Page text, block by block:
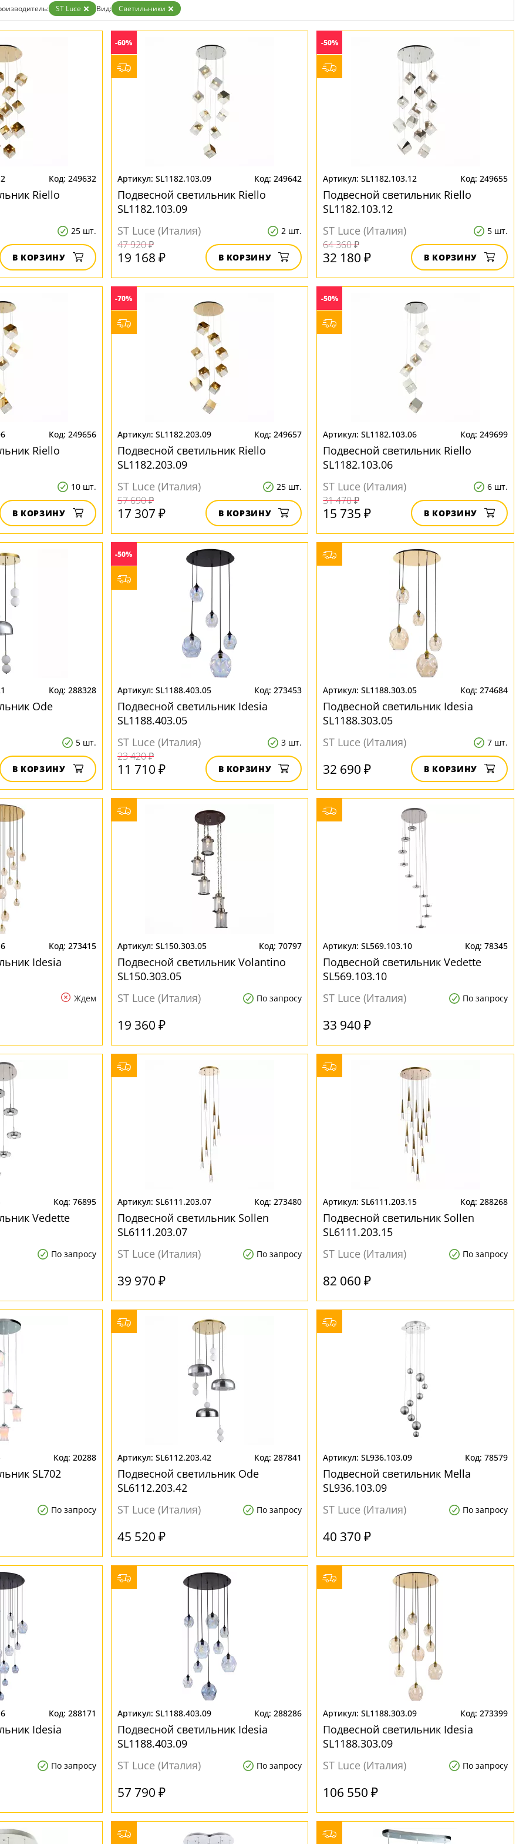
Золото
Прозрачные
Хром
Бренд
ST Luce Вид: Светильники
249632
Riello
25 шт.
В КОРЗИНУ
-60%
SL1182.103.09 249642
Подвесной светильник Riello
SL1182.103.09
ST Luce (Италия)
2 шт.
47 920 ₽
19 168 ₽ В КОРЗИНУ
-50%
SL1182.103.12 249655
Подвесной светильник Riello
SL1182.103.12
ST Luce (Италия)
5 шт.
64 360 ₽
32 180 ₽ В КОРЗИНУ
249656
Riello
10 шт.
В КОРЗИНУ
-70%
SL1182.203.09 249657
Подвесной светильник Riello
SL1182.203.09
ST Luce (Италия)
25 шт.
57 690 ₽
17 307 ₽ В КОРЗИНУ
-50%
SL1182.103.06 249699
Подвесной светильник Riello
SL1182.103.06
ST Luce (Италия)
6 шт.
31 470 ₽
15 735 ₽ В КОРЗИНУ
288328
Ode
5 шт.
В КОРЗИНУ
-50%
SL1188.403.05 273453
Подвесной светильник Idesia
SL1188.403.05
ST Luce (Италия)
3 шт.
23 420 ₽
11 710 ₽ В КОРЗИНУ
SL1188.303.05 274684
Подвесной светильник Idesia
SL1188.303.05
ST Luce (Италия)
7 шт.
32 690 ₽ В КОРЗИНУ
273415
Idesia
Ждем
SL150.303.05 70797
Подвесной светильник Volantino
SL150.303.05
ST Luce (Италия)
По запросу
19 360 ₽
SL569.103.10 78345
Подвесной светильник Vedette
SL569.103.10
ST Luce (Италия)
По запросу
33 940 ₽
76895
Vedette
По запросу
SL6111.203.07 273480
Подвесной светильник Sollen
SL6111.203.07
ST Luce (Италия)
По запросу
39 970 ₽
SL6111.203.15 288268
Подвесной светильник Sollen
SL6111.203.15
ST Luce (Италия)
По запросу
82 060 ₽
20288
SL702
По запросу
SL6112.203.42 287841
Подвесной светильник Ode
SL6112.203.42
ST Luce (Италия)
По запросу
45 520 ₽
SL936.103.09 78579
Подвесной светильник Mella
SL936.103.09
ST Luce (Италия)
По запросу
40 370 ₽
288171
Idesia
По запросу
SL1188.403.09 288286
Подвесной светильник Idesia
SL1188.403.09
ST Luce (Италия)
По запросу
57 790 ₽
SL1188.303.09 273399
Подвесной светильник Idesia
SL1188.303.09
ST Luce (Италия)
По запросу
106 550 ₽